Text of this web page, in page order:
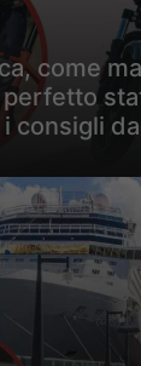
come
consigli